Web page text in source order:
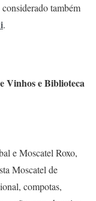
também
.
Vinhos e Biblioteca
e Moscatel Roxo,
Moscatel de
compotas,